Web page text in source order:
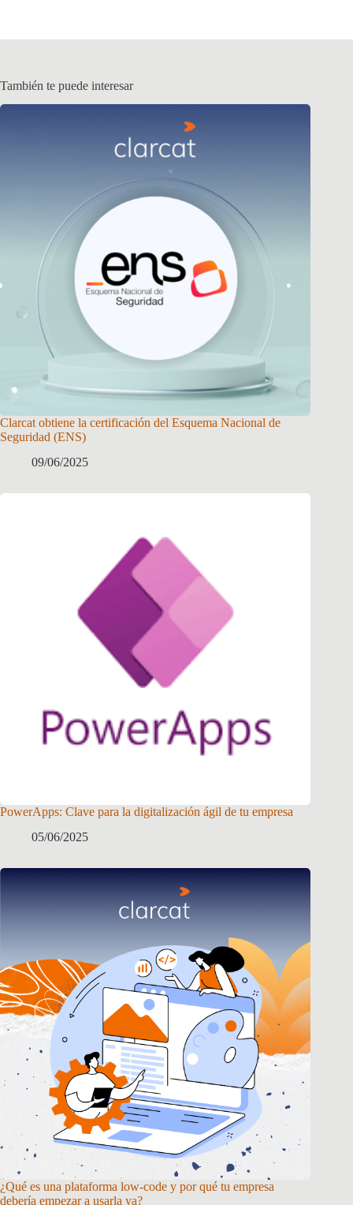
También te puede interesar
Clarcat obtiene la certificación del Esquema Nacional de
Seguridad (ENS)
09/06/2025
PowerApps: Clave para la digitalización ágil de tu empresa
05/06/2025
¿Qué es una plataforma low-code y por qué tu empresa
debería empezar a usarla ya?